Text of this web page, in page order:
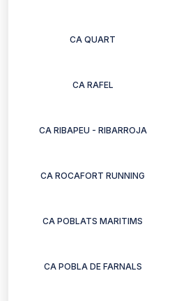
CA QUART
CA RAFEL
CA RIBAPEU - RIBARROJA
CA ROCAFORT RUNNING
CA POBLATS MARITIMS
CA POBLA DE FARNALS